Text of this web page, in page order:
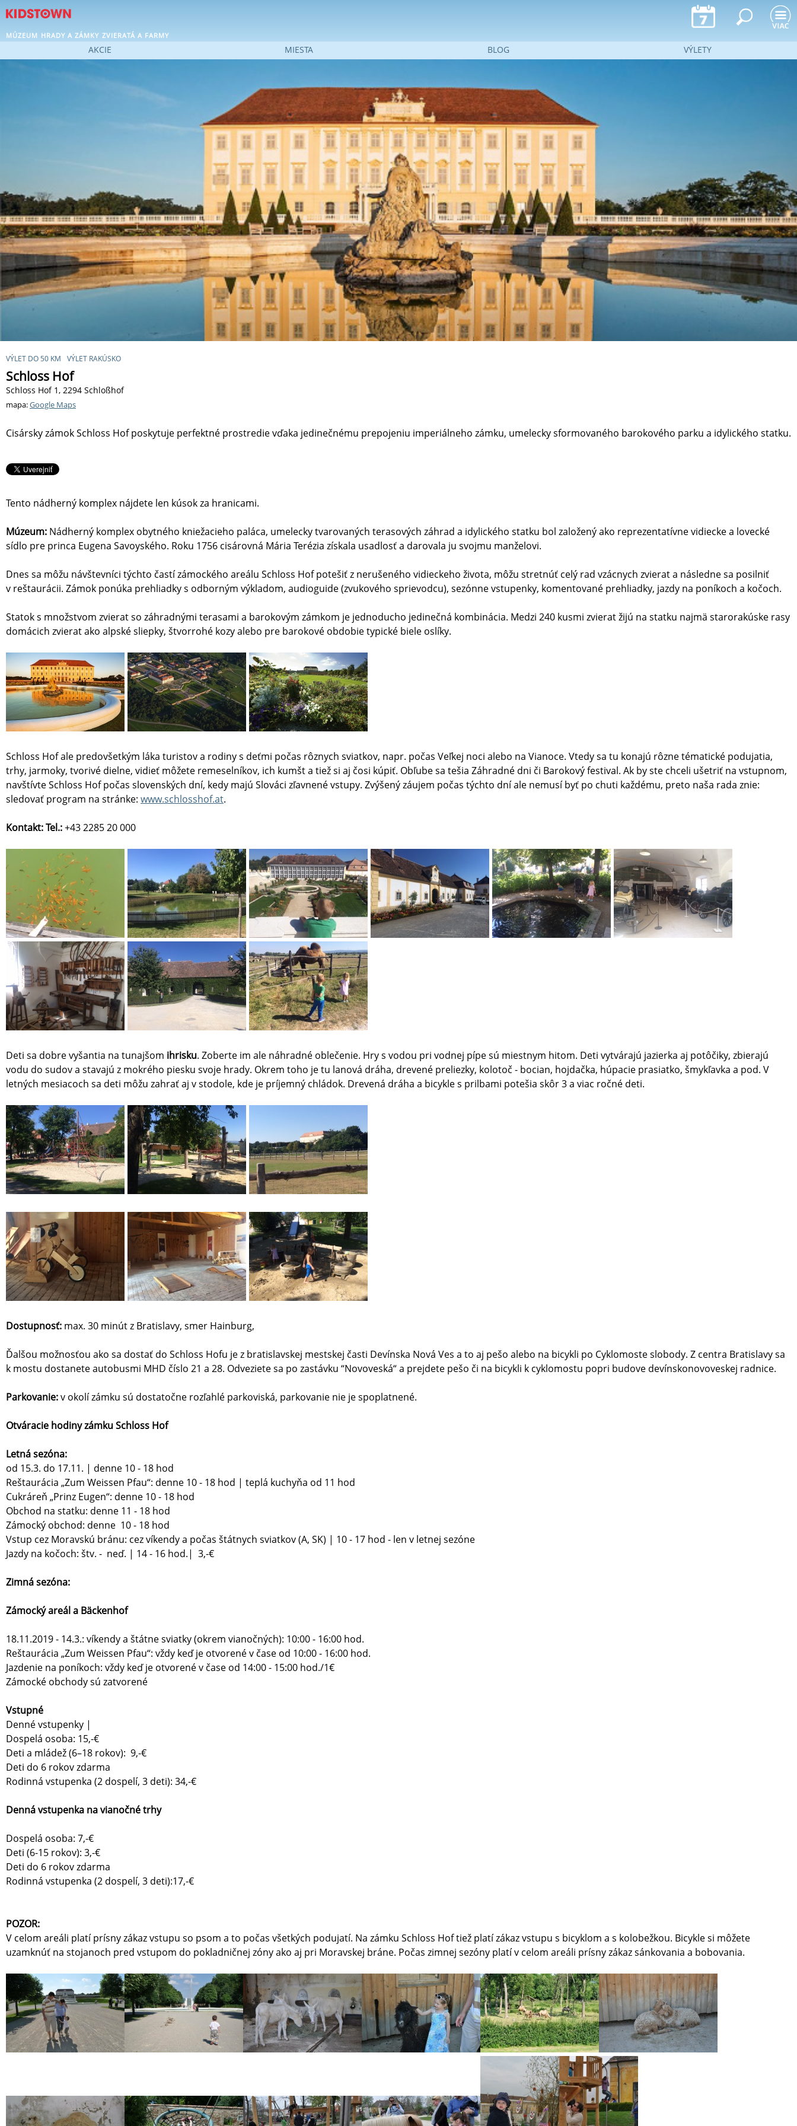
MÚZEUM HRADY A ZÁMKY ZVIERATÁ A FARMY
VÝLET DO 50 KM VÝLET RAKÚSKO
Schloss Hof
Schloss Hof 1, 2294 Schloßhof
mapa:Google Maps
Cisársky zámok Schloss Hof poskytuje perfektné prostredie vďaka jedinečnému prepojeniu imperiálneho zámku, umelecky sformovaného barokového parku a idylického statku.
Tento nádherný komplex nájdete len kúsok za hranicami.
Múzeum: Nádherný komplex obytného kniežacieho paláca, umelecky tvarovaných terasových záhrad a idylického statku bol založený ako reprezentatívne vidiecke a lovecké
sídlo pre princa Eugena Savoyského. Roku 1756 cisárovná Mária Terézia získala usadlosť a darovala ju svojmu manželovi.
Dnes sa môžu návštevníci týchto častí zámockého areálu Schloss Hof potešiť z nerušeného vidieckeho života, môžu stretnúť celý rad vzácnych zvierat a následne sa posilniť
v reštaurácii. Zámok ponúka prehliadky s odborným výkladom, audioguide (zvukového sprievodcu), sezónne vstupenky, komentované prehliadky, jazdy na poníkoch a kočoch.
Statok s množstvom zvierat so záhradnými terasami a barokovým zámkom je jednoducho jedinečná kombinácia. Medzi 240 kusmi zvierat žijú na statku najmä starorakúske rasy
domácich zvierat ako alpské sliepky, štvorrohé kozy alebo pre barokové obdobie typické biele oslíky.
Schloss Hof ale predovšetkým láka turistov a rodiny s deťmi počas rôznych sviatkov, napr. počas Veľkej noci alebo na Vianoce. Vtedy sa tu konajú rôzne tématické podujatia,
trhy, jarmoky, tvorivé dielne, vidieť môžete remeselníkov, ich kumšt a tiež si aj čosi kúpiť. Obľube sa tešia Záhradné dni či Barokový festival. Ak by ste chceli ušetriť na vstupnom,
navštívte Schloss Hof počas slovenských dní, kedy majú Slováci zľavnené vstupy. Zvýšený záujem počas týchto dní ale nemusí byť po chuti každému, preto naša rada znie:
sledovať program na stránke: www.schlosshof.at.
Kontakt: Tel.:+43 2285 20 000
Deti sa dobre vyšantia na tunajšom ihrisku. Zoberte im ale náhradné oblečenie. Hry s vodou pri vodnej pípe sú miestnym hitom. Deti vytvárajú jazierka aj potôčiky, zbierajú
vodu do sudov a stavajú z mokrého piesku svoje hrady. Okrem toho je tu lanová dráha, drevené preliezky, kolotoč - bocian, hojdačka, húpacie prasiatko, šmykľavka a pod. V
letných mesiacoch sa deti môžu zahrať aj v stodole, kde je príjemný chládok. Drevená dráha a bicykle s prilbami potešia skôr 3 a viac ročné deti.
Dostupnosť: max. 30 minút z Bratislavy, smer Hainburg,
Ďalšou možnosťou ako sa dostať do Schloss Hofu je z bratislavskej mestskej časti Devínska Nová Ves a to aj pešo alebo na bicykli po Cyklomoste slobody. Z centra Bratislavy sa
k mostu dostanete autobusmi MHD číslo 21 a 28. Odveziete sa po zastávku “Novoveská“ a prejdete pešo či na bicykli k cyklomostu popri budove devínskonovoveskej radnice.
Parkovanie:v okolí zámku sú dostatočne rozľahlé parkoviská, parkovanie nie je spoplatnené.
Otváracie hodiny zámku Schloss Hof
Letná sezóna:
od 15.3. do 17.11. | denne 10 - 18 hod
Reštaurácia „Zum Weissen Pfau“: denne 10 - 18 hod | teplá kuchyňa od 11 hod
Cukráreň „Prinz Eugen“: denne 10 - 18 hod
Obchod na statku: denne 11 - 18 hod
Zámocký obchod: denne 10 - 18 hod
Vstup cez Moravskú bránu: cez víkendy a počas štátnych sviatkov (A, SK) | 10 - 17 hod - len v letnej sezóne
Jazdy na kočoch: štv. - neď. | 14 - 16 hod.| 3,-€
Zimná sezóna:
Zámocký areál a Bäckenhof
18.11.2019 - 14.3.: víkendy a štátne sviatky (okrem vianočných): 10:00 - 16:00 hod.
Reštaurácia „Zum Weissen Pfau“: vždy keď je otvorené v čase od 10:00 - 16:00 hod.
Jazdenie na poníkoch: vždy keď je otvorené v čase od 14:00 - 15:00 hod./1€
Zámocké obchody sú zatvorené
Vstupné
Denné vstupenky |
Dospelá osoba: 15,-€
Deti a mládež (6–18 rokov): 9,-€
Deti do 6 rokov zdarma
Rodinná vstupenka (2 dospelí, 3 deti): 34,-€
Denná vstupenka na vianočné trhy
Dospelá osoba: 7,-€
Deti (6-15 rokov): 3,-€
Deti do 6 rokov zdarma
Rodinná vstupenka (2 dospelí, 3 deti):17,-€
POZOR:
V celom areáli platí prísny zákaz vstupu so psom a to počas všetkých podujatí. Na zámku Schloss Hof tiež platí zákaz vstupu s bicyklom a s kolobežkou. Bicykle si môžete
uzamknúť na stojanoch pred vstupom do pokladničnej zóny ako aj pri Moravskej bráne. Počas zimnej sezóny platí v celom areáli prísny zákaz sánkovania a bobovania.
AKCIE MIESTA BLOG VÝLETY